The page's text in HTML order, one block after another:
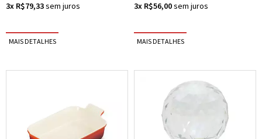
3x R$79,33 3x R$56,00